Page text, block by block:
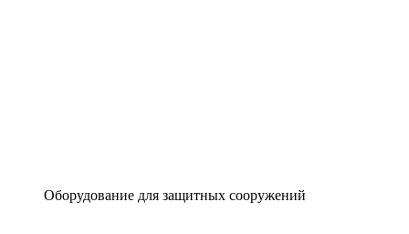
Оборудование для защитных сооружений